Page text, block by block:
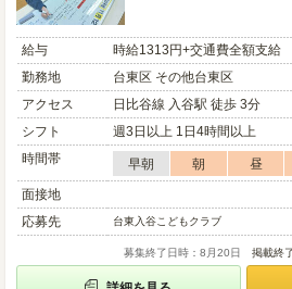
給与
時給1313円+交通費全額支給
勤務地
台東区 その他台東区
アクセス
日比谷線 入谷駅 徒歩 3分
シフト
週3日以上 1日4時間以上
時間帯
早朝 朝 昼
面接地
応募先
台東入谷こどもクラブ
募集終了日時：8月20日 掲載終